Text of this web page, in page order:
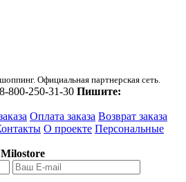
Официальная партнерская сеть.
8-800-250-31-30 Пишите:
Оплата заказа Возврат заказа
О проекте Персональные